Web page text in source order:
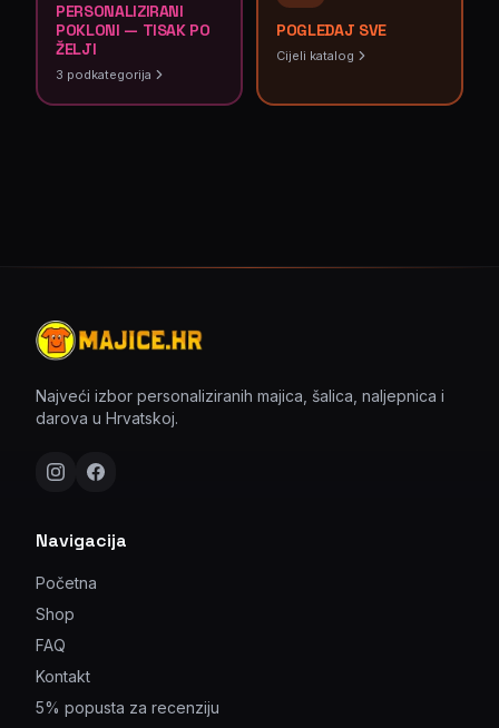
PERSONALIZIRANI
POKLONI — TISAK PO
ŽELJI
3 podkategorija
POGLEDAJ SVE
Cijeli katalog
Najveći izbor personaliziranih majica, šalica, naljepnica i
darova u Hrvatskoj.
Navigacija
Početna
Shop
FAQ
Kontakt
5% popusta za recenziju